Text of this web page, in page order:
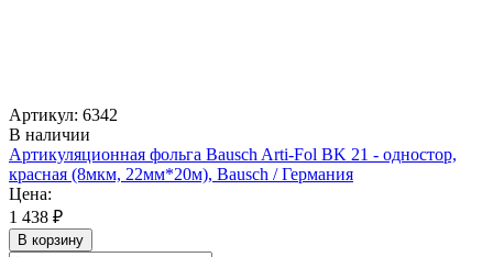
Артикул: 6342
В наличии
Артикуляционная фольга Bausch Arti-Fol BK 21 - одностор,
красная (8мкм, 22мм*20м), Bausch / Германия
Цена:
1 438 ₽
В корзину